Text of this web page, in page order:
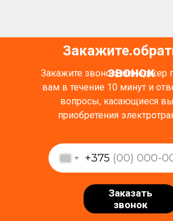
Закажите
звонок
Закажите звонок, менеджер
вам в течение 10 минут и
вопросы, касающиеся
приобретения
+375
Заказать
звонок
.